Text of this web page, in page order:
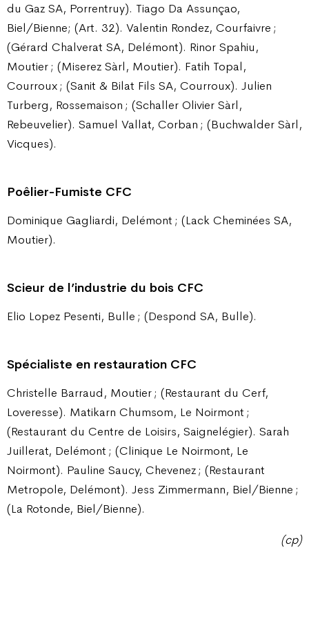
du Gaz SA, Porrentruy). Tiago Da Assunçao,
Biel/Bienne; (Art. 32). Valentin Rondez, Courfaivre ;
(Gérard Chalverat SA, Delémont). Rinor Spahiu,
Moutier ; (Miserez Sàrl, Moutier). Fatih Topal,
Courroux ; (Sanit & Bilat Fils SA, Courroux). Julien
Turberg, Rossemaison ; (Schaller Olivier Sàrl,
Rebeuvelier). Samuel Vallat, Corban ; (Buchwalder Sàrl,
Vicques).
Poêlier-Fumiste CFC
Dominique Gagliardi, Delémont ; (Lack Cheminées SA,
Moutier).
Scieur de l’industrie du bois CFC
Elio Lopez Pesenti, Bulle ; (Despond SA, Bulle).
Spécialiste en restauration CFC
Christelle Barraud, Moutier ; (Restaurant du Cerf,
Loveresse). Matikarn Chumsom, Le Noirmont ;
(Restaurant du Centre de Loisirs, Saignelégier). Sarah
Juillerat, Delémont ; (Clinique Le Noirmont, Le
Noirmont). Pauline Saucy, Chevenez ; (Restaurant
Metropole, Delémont). Jess Zimmermann, Biel/Bienne ;
(La Rotonde, Biel/Bienne).
(cp)